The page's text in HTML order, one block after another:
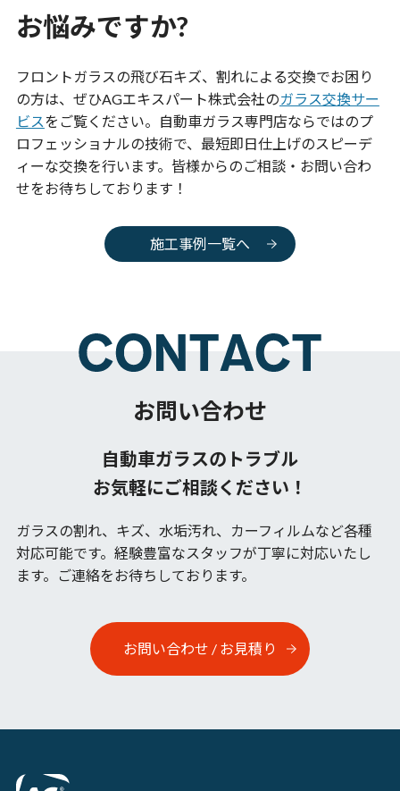
お悩みですか?
フロントガラスの飛び石キズ、割れによる交換でお困り
の方は、ぜひAGエキスパート株式会社のガラス交換サー
ビス をご覧ください。自動車ガラス専門店ならではのプ
ロフェッショナルの技術で、最短即日仕上げのスピーデ
ィーな交換を行います。皆様からのご相談・お問い合わ
せをお待ちしております！
施工事例一覧へ
お問い合わせ
自動車ガラスのトラブル
お気軽にご相談ください！
ガラスの割れ、キズ、水垢汚れ、カーフィルムなど各種
対応可能です。 経験豊富なスタッフが丁寧に対応いたし
ます。ご連絡をお待ちしております。
お問い合わせ / お見積り